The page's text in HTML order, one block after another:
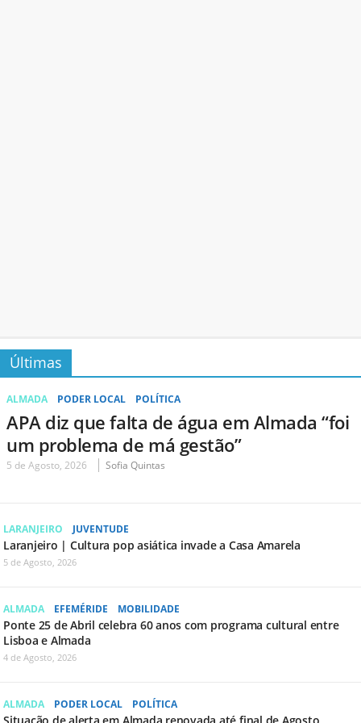
Últimas
ALMADA PODER LOCAL POLÍTICA
APA diz que falta de água em Almada “foi
um problema de má gestão”
5 de Agosto, 2026 Sofia Quintas
LARANJEIRO JUVENTUDE
Laranjeiro | Cultura pop asiática invade a Casa Amarela
5 de Agosto, 2026
ALMADA EFEMÉRIDE MOBILIDADE
Ponte 25 de Abril celebra 60 anos com programa cultural entre
Lisboa e Almada
4 de Agosto, 2026
ALMADA PODER LOCAL POLÍTICA
Situação de alerta em Almada renovada até final de Agosto